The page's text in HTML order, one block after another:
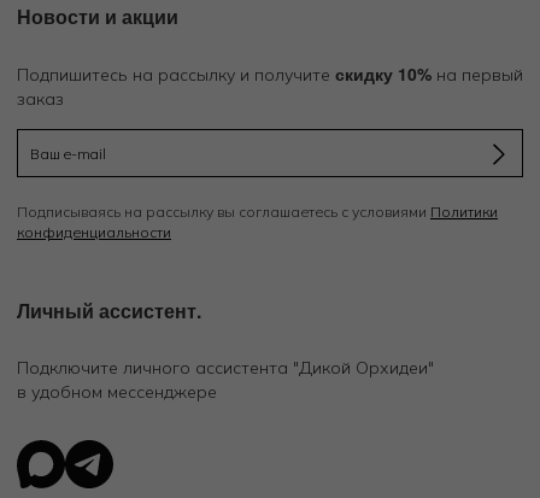
Новости и акции
Подпишитесь на рассылку и получите скидку 10% на первый
заказ
Подписываясь на рассылку вы соглашаетесь с условиями Политики
конфиденциальности
Личный ассистент.
Подключите личного ассистента "Дикой Орхидеи"
в удобном мессенджере